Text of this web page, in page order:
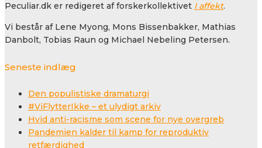
Peculiar.dk er redigeret af forskerkollektivet I affekt.
Vi består af Lene Myong, Mons Bissenbakker, Mathias
Danbolt, Tobias Raun og Michael Nebeling Petersen.
Seneste indlæg
Den populistiske dramaturgi
#ViFlytterIkke – et ulydigt arkiv
Hvid anti-racisme som scene for nye overgreb
Pandemien kalder til kamp for reproduktiv
retfærdighed